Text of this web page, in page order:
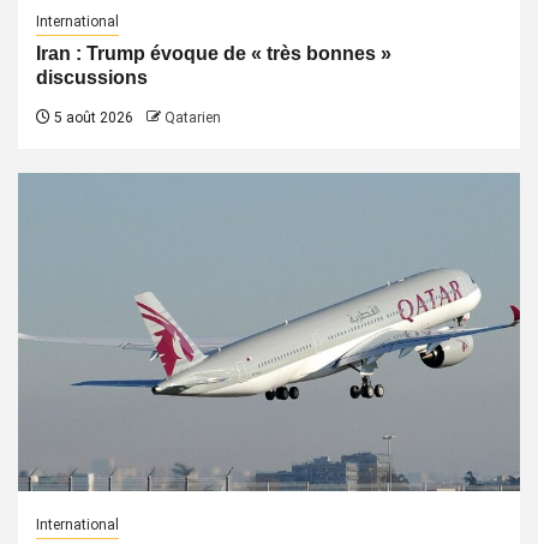
International
Iran : Trump évoque de « très bonnes »
discussions
5 août 2026 Qatarien
International